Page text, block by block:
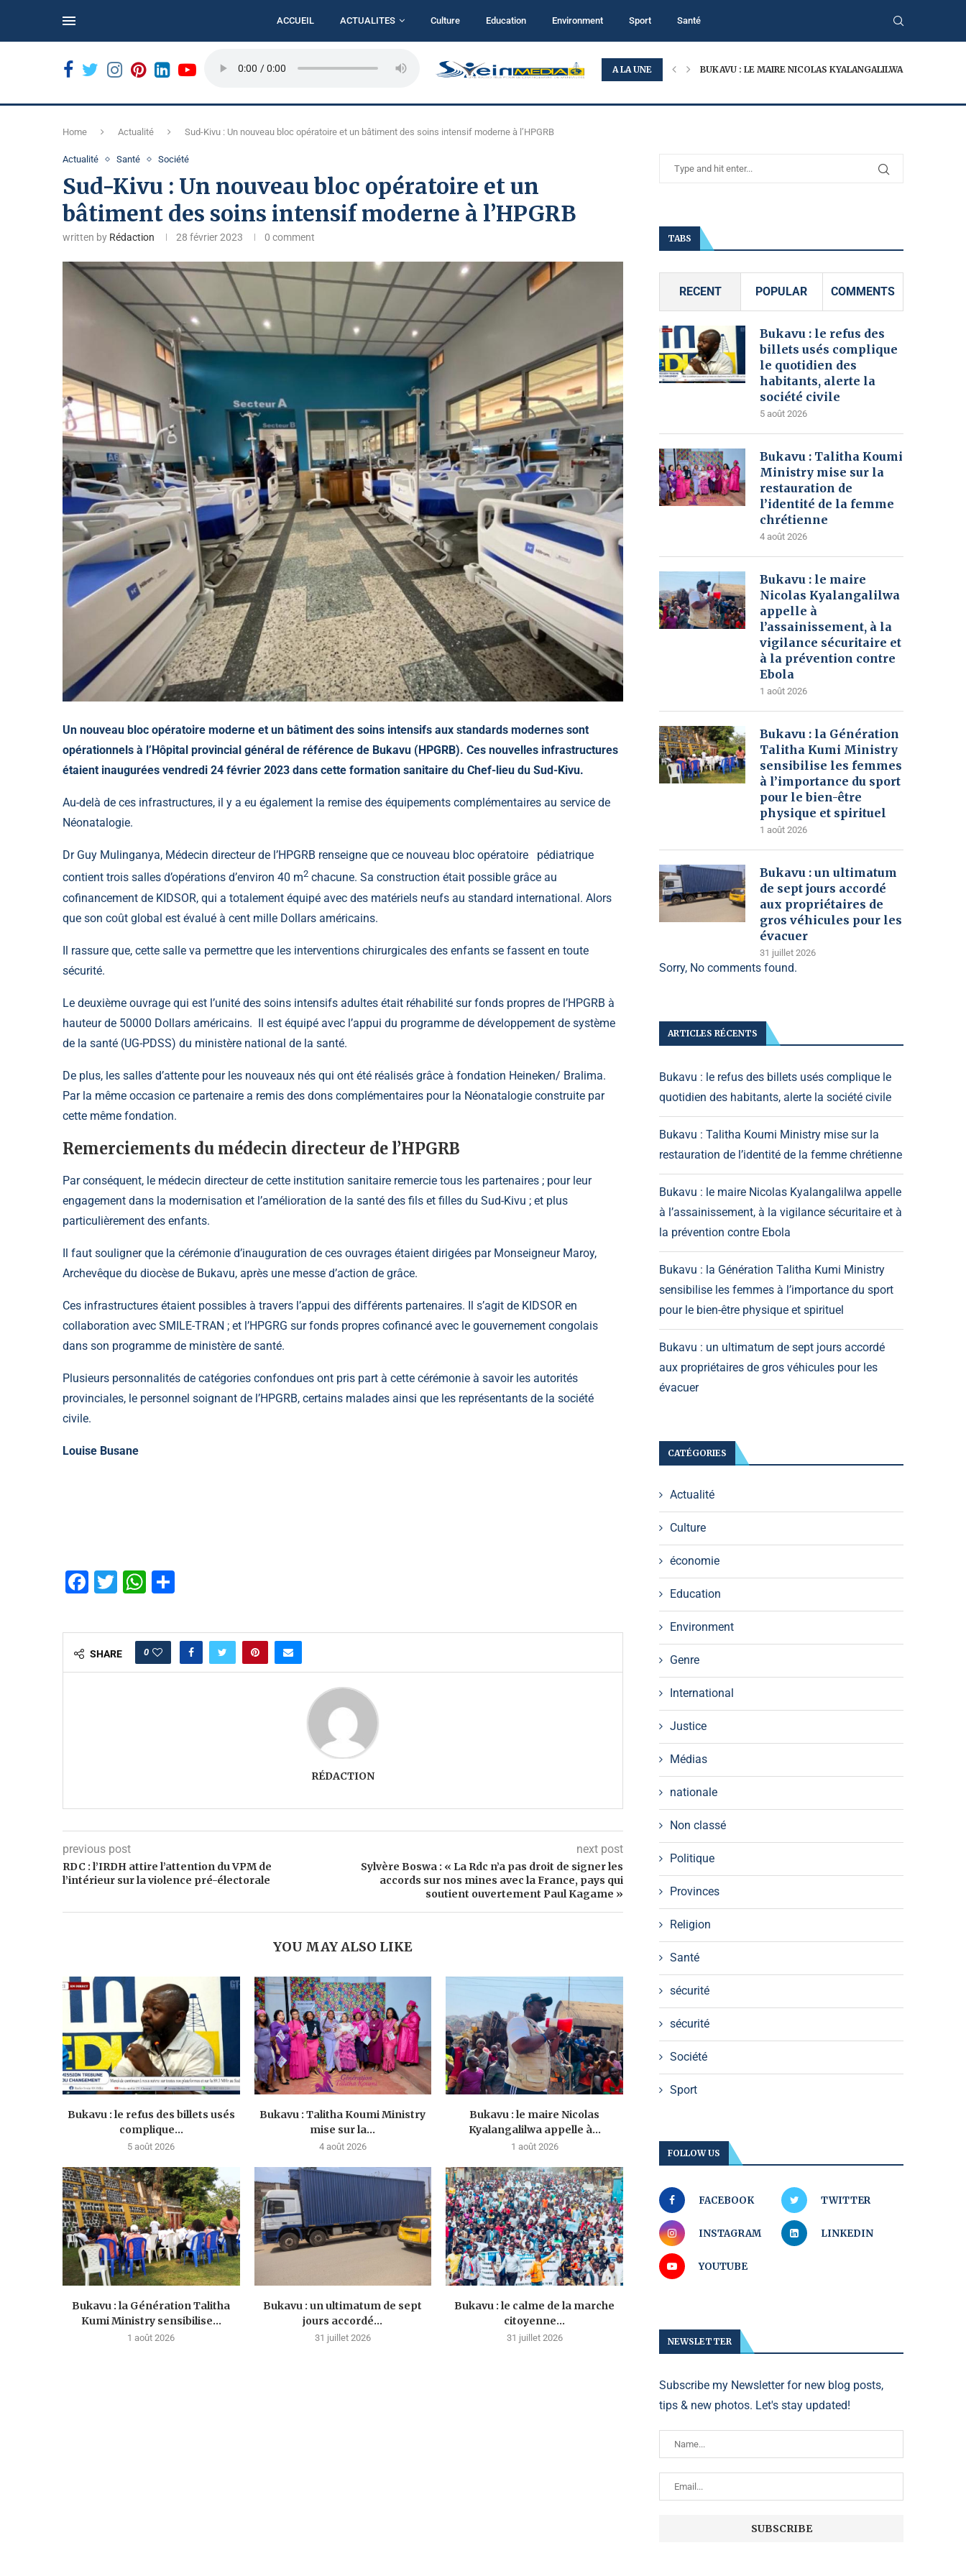
ACCUEIL ACTUALITES Culture Education Environment Sport Santé
A LA UNE
BUKAVU : LE REFUS DES BILLETS USÉS COMPLIQUE... BUKAVU : TALITHA KOUMI MINISTRY MISE SUR LA... BUKAVU : LE MAIRE NICOLAS KYALANGALILWA APPELLE À...
Home Actualité Sud-Kivu : Un nouveau bloc opératoire et un bâtiment des soins intensif moderne à l’HPGRB
Actualité Santé Société
Sud-Kivu : Un nouveau bloc opératoire et un
bâtiment des soins intensif moderne à l’HPGRB
written by Rédaction 28 février 2023 0 comment
Un nouveau bloc opératoire moderne et un bâtiment des soins intensifs aux standards modernes sont
opérationnels à l’Hôpital provincial général de référence de Bukavu (HPGRB). Ces nouvelles infrastructures
étaient inaugurées vendredi 24 février 2023 dans cette formation sanitaire du Chef-lieu du Sud-Kivu.
Au-delà de ces infrastructures, il y a eu également la remise des équipements complémentaires au service de
Néonatalogie.
Dr Guy Mulinganya, Médecin directeur de l’HPGRB renseigne que ce nouveau bloc opératoire pédiatrique
contient trois salles d’opérations d’environ 40 m2 chacune. Sa construction était possible grâce au
cofinancement de KIDSOR, qui a totalement équipé avec des matériels neufs au standard international. Alors
que son coût global est évalué à cent mille Dollars américains.
Il rassure que, cette salle va permettre que les interventions chirurgicales des enfants se fassent en toute
sécurité.
Le deuxième ouvrage qui est l’unité des soins intensifs adultes était réhabilité sur fonds propres de l’HPGRB à
hauteur de 50000 Dollars américains. Il est équipé avec l’appui du programme de développement de système
de la santé (UG-PDSS) du ministère national de la santé.
De plus, les salles d’attente pour les nouveaux nés qui ont été réalisés grâce à fondation Heineken/ Bralima.
Par la même occasion ce partenaire a remis des dons complémentaires pour la Néonatalogie construite par
cette même fondation.
Remerciements du médecin directeur de l’HPGRB
Par conséquent, le médecin directeur de cette institution sanitaire remercie tous les partenaires ; pour leur
engagement dans la modernisation et l’amélioration de la santé des fils et filles du Sud-Kivu ; et plus
particulièrement des enfants.
Il faut souligner que la cérémonie d’inauguration de ces ouvrages étaient dirigées par Monseigneur Maroy,
Archevêque du diocèse de Bukavu, après une messe d’action de grâce.
Ces infrastructures étaient possibles à travers l’appui des différents partenaires. Il s’agit de KIDSOR en
collaboration avec SMILE-TRAN ; et l’HPGRG sur fonds propres cofinancé avec le gouvernement congolais
dans son programme de ministère de santé.
Plusieurs personnalités de catégories confondues ont pris part à cette cérémonie à savoir les autorités
provinciales, le personnel soignant de l’HPGRB, certains malades ainsi que les représentants de la société
civile.
Louise Busane
Facebook
TwitterWhatsApp
SHARE 0
RÉDACTION
previous post
RDC : l’IRDH attire l’attention du VPM de
l’intérieur sur la violence pré-électorale
next post
Sylvère Boswa : « La Rdc n’a pas droit de signer les
accords sur nos mines avec la France, pays qui
soutient ouvertement Paul Kagame »
YOU MAY ALSO LIKE
Bukavu : le refus des billets usés
complique...
5 août 2026
Bukavu : Talitha Koumi Ministry
mise sur la...
4 août 2026
Bukavu : le maire Nicolas
Kyalangalilwa appelle à...
1 août 2026
Bukavu : la Génération Talitha
Kumi Ministry sensibilise...
1 août 2026
Bukavu : un ultimatum de sept
jours accordé...
31 juillet 2026
Bukavu : le calme de la marche
citoyenne...
31 juillet 2026
TABS
RECENT POPULAR COMMENTS
Bukavu : le refus des
billets usés complique
le quotidien des
habitants, alerte la
société civile
5 août 2026
Bukavu : Talitha Koumi
Ministry mise sur la
restauration de
l’identité de la femme
chrétienne
4 août 2026
Bukavu : le maire
Nicolas Kyalangalilwa
appelle à
l’assainissement, à la
vigilance sécuritaire et
à la prévention contre
Ebola
1 août 2026
Bukavu : la Génération
Talitha Kumi Ministry
sensibilise les femmes
à l’importance du sport
pour le bien-être
physique et spirituel
1 août 2026
Bukavu : un ultimatum
de sept jours accordé
aux propriétaires de
gros véhicules pour les
évacuer
31 juillet 2026
Sorry, No comments found.
ARTICLES RÉCENTS
Bukavu : le refus des billets usés complique le
quotidien des habitants, alerte la société civile
Bukavu : Talitha Koumi Ministry mise sur la
restauration de l’identité de la femme chrétienne
Bukavu : le maire Nicolas Kyalangalilwa appelle
à l’assainissement, à la vigilance sécuritaire et à
la prévention contre Ebola
Bukavu : la Génération Talitha Kumi Ministry
sensibilise les femmes à l’importance du sport
pour le bien-être physique et spirituel
Bukavu : un ultimatum de sept jours accordé
aux propriétaires de gros véhicules pour les
évacuer
CATÉGORIES
Actualité
Culture
économie
Education
Environment
Genre
International
Justice
Médias
nationale
Non classé
Politique
Provinces
Religion
Santé
sécurité
sécurité
Société
Sport
FOLLOW US
FACEBOOK TWITTER
INSTAGRAM LINKEDIN
YOUTUBE
NEWSLETTER
Subscribe my Newsletter for new blog posts,
tips & new photos. Let's stay updated!